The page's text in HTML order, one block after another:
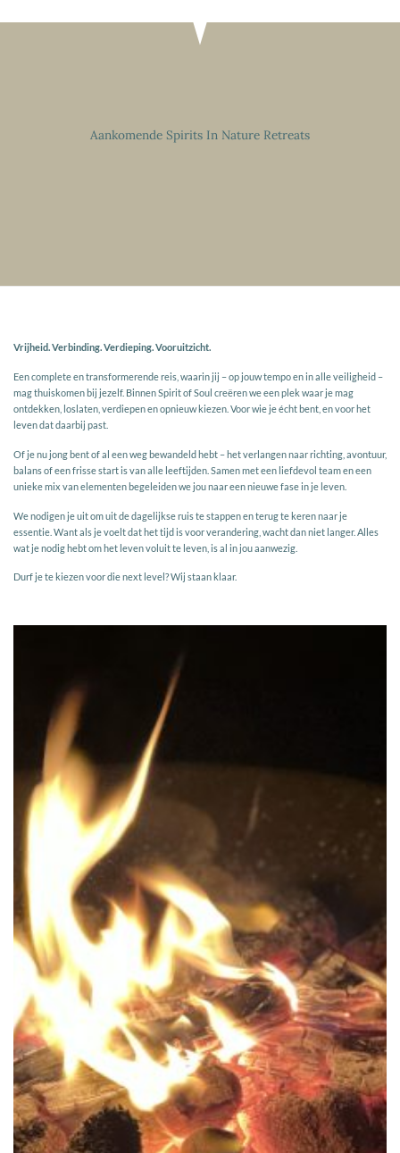
Aankomende Spirits In Nature Retreats
Vrijheid. Verbinding. Verdieping. Vooruitzicht.
Een complete en transformerende reis, waarin jij – op jouw tempo en in alle veiligheid –
mag thuiskomen bij jezelf. Binnen Spirit of Soul creëren we een plek waar je mag
ontdekken, loslaten, verdiepen en opnieuw kiezen. Voor wie je écht bent, en voor het
leven dat daarbij past.
Of je nu jong bent of al een weg bewandeld hebt – het verlangen naar richting, avontuur,
balans of een frisse start is van alle leeftijden. Samen met een liefdevol team en een
unieke mix van elementen begeleiden we jou naar een nieuwe fase in je leven.
We nodigen je uit om uit de dagelijkse ruis te stappen en terug te keren naar je
essentie. Want als je voelt dat het tijd is voor verandering, wacht dan niet langer. Alles
wat je nodig hebt om het leven voluit te leven, is al in jou aanwezig.
Durf je te kiezen voor die next level? Wij staan klaar.